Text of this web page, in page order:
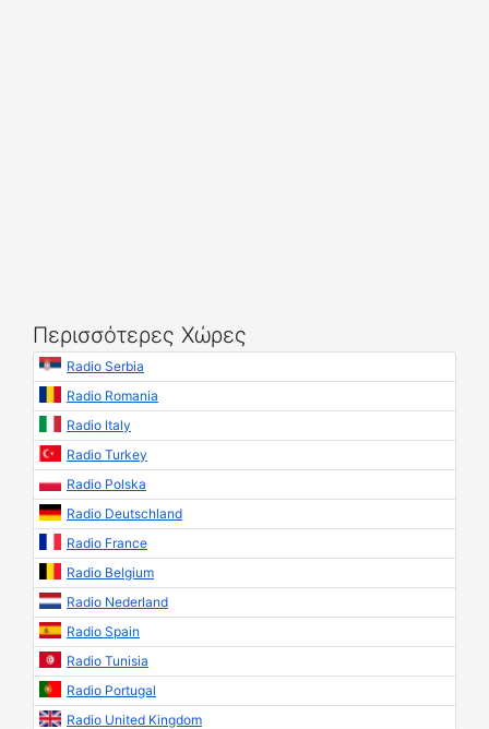
Περισσότερες Χώρες
Radio Serbia
Radio Romania
Radio Italy
Radio Turkey
Radio Polska
Radio Deutschland
Radio France
Radio Belgium
Radio Nederland
Radio Spain
Radio Tunisia
Radio Portugal
Radio United Kingdom